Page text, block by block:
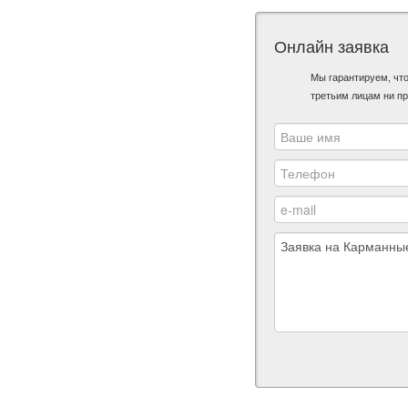
Онлайн заявка
Мы гарантируем,
третьим лицам ни